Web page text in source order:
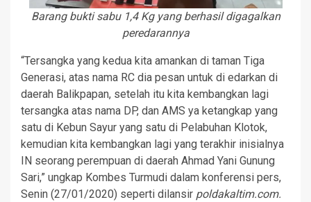
Barang bukti sabu 1,4 Kg yang berhasil digagalkan
peredarannya
“Tersangka yang kedua kita amankan di taman Tiga
Generasi, atas nama RC dia pesan untuk di edarkan di
daerah Balikpapan, setelah itu kita kembangkan lagi
tersangka atas nama DP, dan AMS ya ketangkap yang
satu di Kebun Sayur yang satu di Pelabuhan Klotok,
kemudian kita kembangkan lagi yang terakhir inisialnya
IN seorang perempuan di daerah Ahmad Yani Gunung
Sari,” ungkap Kombes Turmudi dalam konferensi pers,
Senin (27/01/2020) seperti dilansir poldakaltim.com.